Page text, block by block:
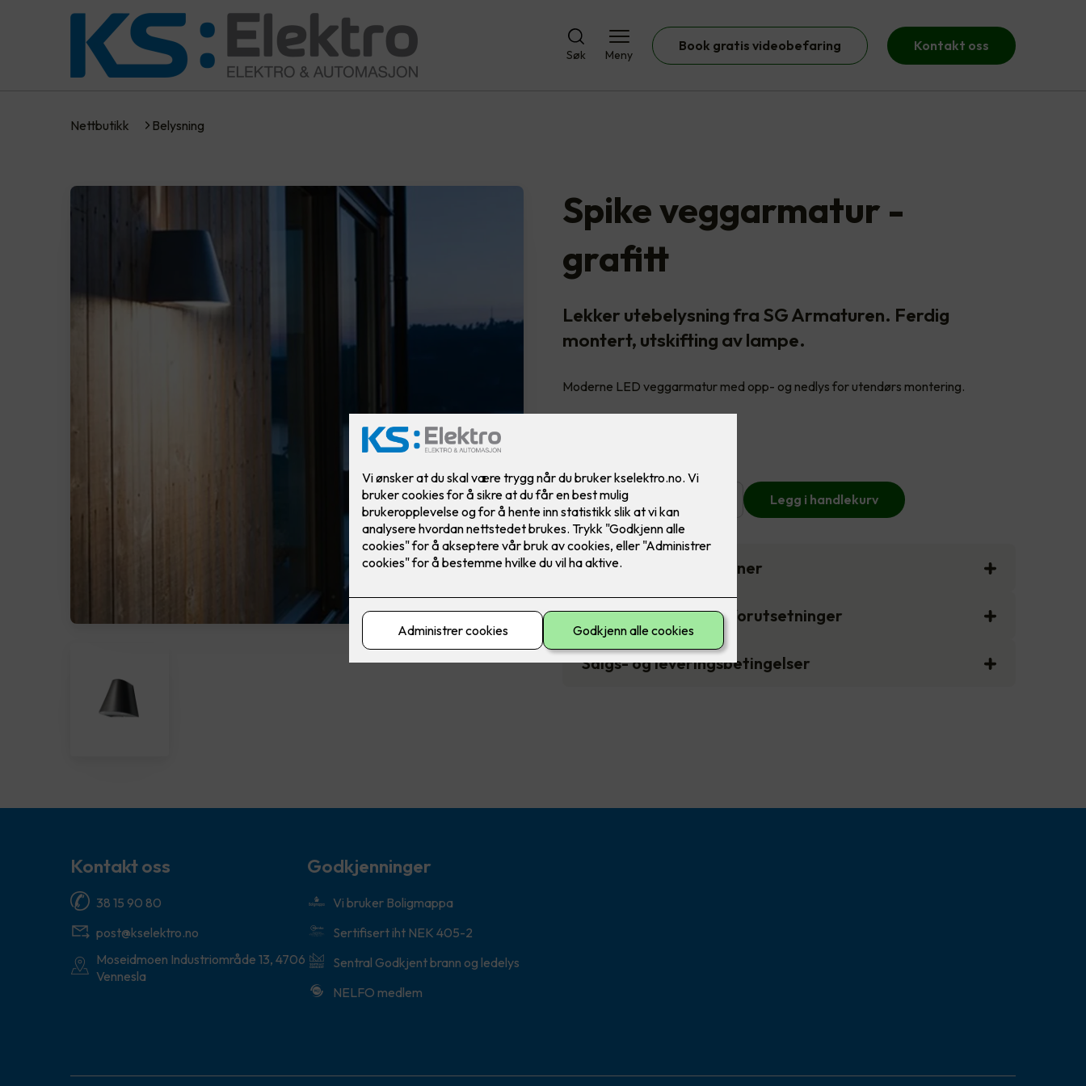
Søk Meny
Book gratis videobefaring Kontakt oss
Nettbutikk Belysning
Spike veggarmatur -
grafitt
Lekker utebelysning fra SG Armaturen. Ferdig
montert, utskifting av lampe.
Moderne LED veggarmatur med opp- og nedlys for utendørs montering.
Antall - Legg i handlekurv
Tekniske spesifikasjoner
Pris- og monteringsforutsetninger
Salgs- og leveringsbetingelser
Kontakt oss
38 15 90 80
post@kselektro.no
Moseidmoen Industriområde 13, 4706
Vennesla
Godkjenninger
Vi bruker Boligmappa
Sertifisert iht NEK 405-2
Sentral Godkjent brann og ledelys
NELFO medlem